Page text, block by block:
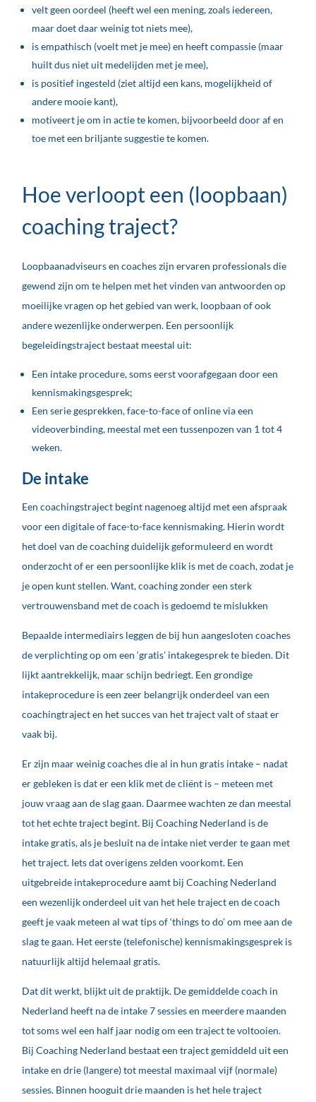
velt geen oordeel (heeft wel een mening, zoals iedereen,
maar doet daar weinig tot niets mee),
is empathisch (voelt met je mee) en heeft compassie (maar
huilt dus niet uit medelijden met je mee),
is positief ingesteld (ziet altijd een kans, mogelijkheid of
andere mooie kant),
motiveert je om in actie te komen, bijvoorbeeld door af en
toe met een briljante suggestie te komen.
Hoe verloopt een (loopbaan)
coaching traject?
Loopbaanadviseurs en coaches zijn ervaren professionals die
gewend zijn om te helpen met het vinden van antwoorden op
moeilijke vragen op het gebied van werk, loopbaan of ook
andere wezenlijke onderwerpen. Een persoonlijk
begeleidingstraject bestaat meestal uit:
Een intake procedure, soms eerst voorafgegaan door een
kennismakingsgesprek;
Een serie gesprekken, face-to-face of online via een
videoverbinding, meestal met een tussenpozen van 1 tot 4
weken.
De intake
Een coachingstraject begint nagenoeg altijd met een afspraak
voor een digitale of face-to-face kennismaking. Hierin wordt
het doel van de coaching duidelijk geformuleerd en wordt
onderzocht of er een persoonlijke klik is met de coach, zodat je
je open kunt stellen. Want, coaching zonder een sterk
vertrouwensband met de coach is gedoemd te mislukken
Bepaalde intermediairs leggen de bij hun aangesloten coaches
de verplichting op om een ‘gratis’ intakegesprek te bieden. Dit
lijkt aantrekkelijk, maar schijn bedriegt. Een grondige
intakeprocedure is een zeer belangrijk onderdeel van een
coachingtraject en het succes van het traject valt of staat er
vaak bij.
Er zijn maar weinig coaches die al in hun gratis intake – nadat
er gebleken is dat er een klik met de cliënt is – meteen met
jouw vraag aan de slag gaan. Daarmee wachten ze dan meestal
tot het echte traject begint. Bij Coaching Nederland is de
intake gratis, als je besluit na de intake niet verder te gaan met
het traject. Iets dat overigens zelden voorkomt. Een
uitgebreide intakeprocedure aamt bij Coaching Nederland
een wezenlijk onderdeel uit van het hele traject en de coach
geeft je vaak meteen al wat tips of ‘things to do’ om mee aan de
slag te gaan. Het eerste (telefonische) kennismakingsgesprek is
natuurlijk altijd helemaal gratis.
Dat dit werkt, blijkt uit de praktijk. De gemiddelde coach in
Nederland heeft na de intake 7 sessies en meerdere maanden
tot soms wel een half jaar nodig om een traject te voltooien.
Bij Coaching Nederland bestaat een traject gemiddeld uit een
intake en drie (langere) tot meestal maximaal vijf (normale)
sessies. Binnen hooguit drie maanden is het hele traject